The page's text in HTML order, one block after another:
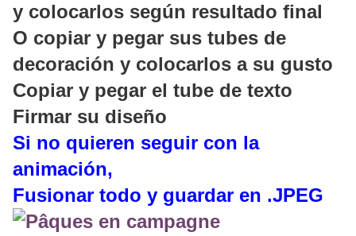
y colocarlos según resultado final
O copiar y pegar sus tubes de
decoración y colocarlos a su gusto
Copiar y pegar el tube de texto
Firmar su diseño
Si no quieren seguir con la
animación,
Fusionar todo y guardar en .JPEG